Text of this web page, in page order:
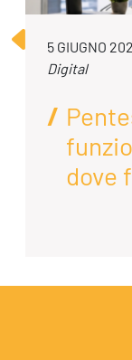
5 GIUGNO
Digital
dove